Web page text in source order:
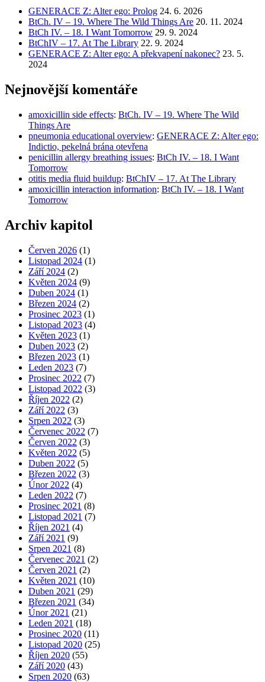
GENERACE Z: Alter ego: Prolog 24. 6. 2026
BtCh. IV – 19. Where The Wild Things Are 20. 11. 2024
BtCh IV. – 18. I Want Tomorrow 29. 9. 2024
BtChIV – 17. At The Library 22. 9. 2024
GENERACE Z: Alter ego: A překvapení nakonec? 23. 5.
2024
Nejnovější komentáře
amoxicillin side effects: BtCh. IV – 19. Where The Wild
Things Are
pneumonia educational overview: GENERACE Z: Alter ego:
Indictio, pekelná brána otevřena
penicillin allergy breathing issues: BtCh IV. – 18. I Want
Tomorrow
otitis media fluid buildup: BtChIV – 17. At The Library
amoxicillin interaction information: BtCh IV. – 18. I Want
Tomorrow
Archiv kapitol
Červen 2026 (1)
Listopad 2024 (1)
Září 2024 (2)
Květen 2024 (9)
Duben 2024 (1)
Březen 2024 (2)
Prosinec 2023 (1)
Listopad 2023 (4)
Květen 2023 (1)
Duben 2023 (2)
Březen 2023 (1)
Leden 2023 (7)
Prosinec 2022 (7)
Listopad 2022 (3)
Říjen 2022 (2)
Září 2022 (3)
Srpen 2022 (3)
Červenec 2022 (7)
Červen 2022 (3)
Květen 2022 (5)
Duben 2022 (5)
Březen 2022 (3)
Únor 2022 (4)
Leden 2022 (7)
Prosinec 2021 (8)
Listopad 2021 (7)
Říjen 2021 (4)
Září 2021 (9)
Srpen 2021 (8)
Červenec 2021 (2)
Červen 2021 (2)
Květen 2021 (10)
Duben 2021 (29)
Březen 2021 (34)
Únor 2021 (21)
Leden 2021 (18)
Prosinec 2020 (11)
Listopad 2020 (25)
Říjen 2020 (55)
Září 2020 (43)
Srpen 2020 (63)